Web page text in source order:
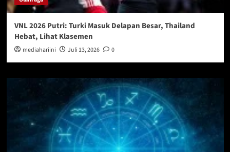
VNL 2026 Putri: Turki Masuk Delapan Besar, Thailand
Hebat, Lihat Klasemen
mediahariini Juli 13, 2026 0